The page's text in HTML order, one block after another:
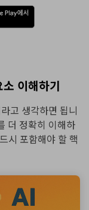
이해하기
고 생각하면 됩니
더 정확히 이해하
시 포함해야 할 핵